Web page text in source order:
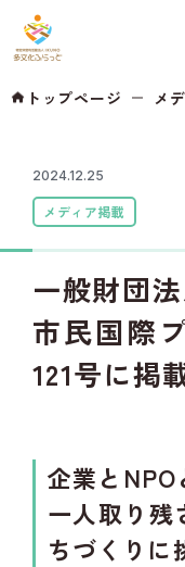
トップページ メ
2024.12.25
メディア掲載
一般財団
市民国際
121号に掲
企業と
一人取り残
ちづくりに